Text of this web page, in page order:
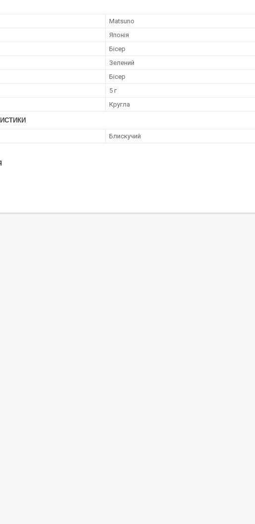
Matsuno
Японія
Бісер
Зелений
Бісер
5 г
Кругла
Блискучий